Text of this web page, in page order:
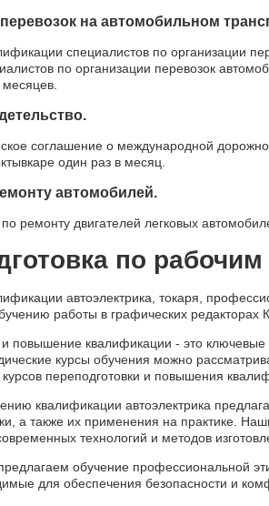
на автомобильном
специалистов по организации
по организации перевозок
соглашение о международной
один раз в месяц.
автомобилей.
ремонту двигателей легковых
по
автоэлектрика, токаря,
работы в графических
и повышение квалификации - это
курсы обучения можно
переподготовки и повышения
квалификации автоэлектрика
а также их применения на практике.
технологий и методов
обучение профессиональной
для обеспечения безопасности и